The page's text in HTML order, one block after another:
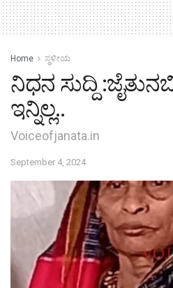
Home ಸ್ಥಳೀಯ
ನಿಧನ ಸುದ್ದಿ
ಇನ್ನಿಲ್ಲ..
Voiceofjanata.in
September 4, 2024